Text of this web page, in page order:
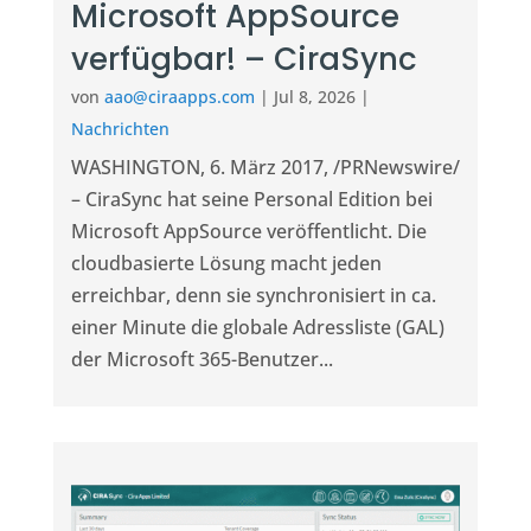
Microsoft AppSource
verfügbar! – CiraSync
von aao@ciraapps.com | Jul 8, 2026|
Nachrichten
WASHINGTON, 6. März 2017, /PRNewswire/
– CiraSync hat seine Personal Edition bei
Microsoft AppSource veröffentlicht. Die
cloudbasierte Lösung macht jeden
erreichbar, denn sie synchronisiert in ca.
einer Minute die globale Adressliste (GAL)
der Microsoft 365-Benutzer...